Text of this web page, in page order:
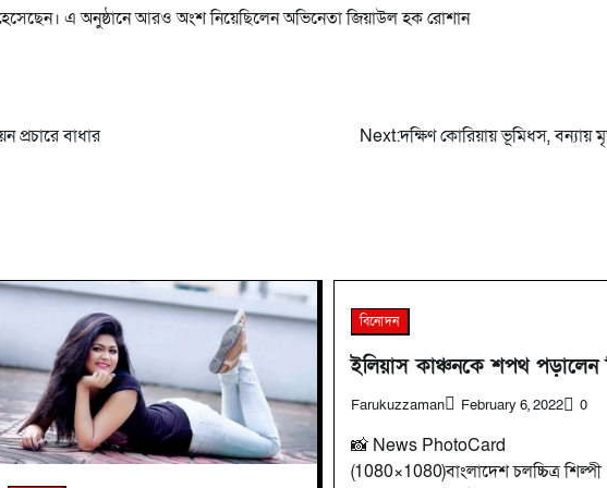
এ অনুষ্ঠানে আরও অংশ নিয়েছিলেন অভিনেতা জিয়াউল হক রোশান
প্রচারে বাধার
Next:দক্ষিণ কোরিয়ায় ভূমিধস, বন্যায়
বিনোদন
ইলিয়াস কাঞ্চনকে শপথ পড়ালেন
Farukuzzaman February 6, 2022 0
📸 News PhotoCard
(1080×1080)বাংলাদেশ চলচ্চিত্র শিল্পী